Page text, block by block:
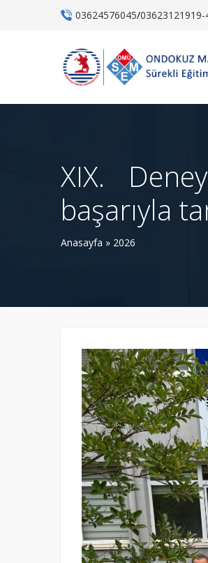
03624576045/03623121919-
XIX.
başarıyla
Anasayfa » 2026